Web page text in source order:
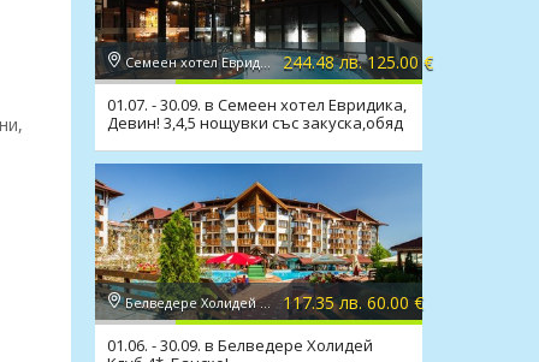
Семеен хотел Евридика 3*, Девин 244.48 лв. 125.00 €
01.07. - 30.09. в Семеен хотел Евридика,
Девин! 3,4,5 нощувки със закуска,обяд
Белведере Холидей Клуб 4*, Банско 117.35 лв. 60.00 €
01.06. - 30.09. в Белведере Холидей